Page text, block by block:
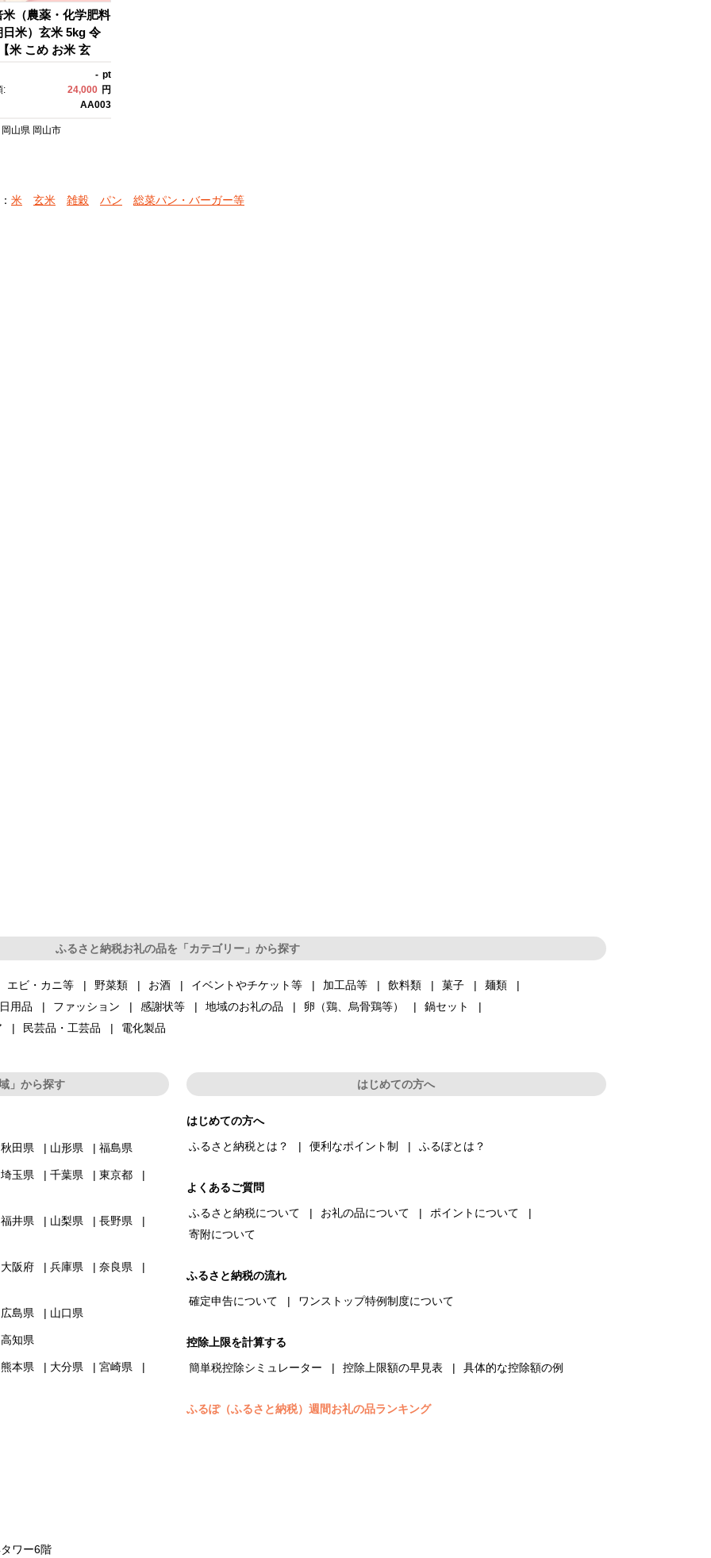
米（農薬・化学肥料
日米）玄米 5kg 令
米 こめ お米 玄
り 朝日米 お寿司 寿
弁当 岡山県 岡山
- pt
:
24,000 円
AA003
岡山県 岡山市
米 玄米 雑穀 パン 総菜パン・バーガー等
ふるさと納税お礼の品を「カテゴリー」から探す
エビ・カニ等 野菜類 お酒 イベントやチケット等 加工品等 飲料類 菓子
麺類
用品
ファッション 感謝状等 地域のお礼の品 卵（鶏、烏骨鶏等）
鍋セット
民芸品・工芸品 電化製品
」から探す
秋田県 山形県 福島県
埼玉県 千葉県 東京都
福井県 山梨県 長野県
大阪府 兵庫県 奈良県
広島県 山口県
高知県
熊本県 大分県 宮崎県
はじめての方へ
はじめての方へ
ふるさと納税とは？
便利なポイント制 ふるぽとは？
よくあるご質問
ふるさと納税について
お礼の品について
ポイントについて
寄附について
ふるさと納税の流れ
確定申告について
ワンストップ特例制度について
控除上限を計算する
簡単税控除シミュレーター
控除上限額の早見表 具体的な控除額の例
ふるぽ（ふるさと納税）週間お礼の品ランキング
ワー6階